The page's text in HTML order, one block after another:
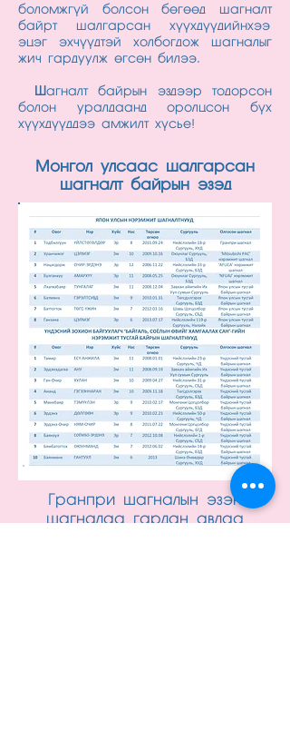
боломжгүй болсон бөгөөд шагналт
байрт шалгарсан хүүхдүүдийнхээ
эцэг эхчүүдтэй холбогдож шагналыг
жич гардуулж өгсөн билээ.
Шагналт байрын эздээр тодорсон
болон уралдаанд оролцсон бүх
хүүхдүүддээ амжилт хүсье!
Монгол улсаас шалгарсан
шагналт байрын эзэд
Гранпри шагналын эзэн
шагналаа гардан авлаа